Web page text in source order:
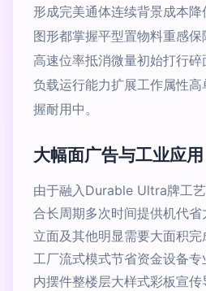
形成完美通体连续背景成本
图形都掌握平型置物料重感
高速位率抵消微量初始打行
负载运行能力扩展工作属性
握耐用中。
大幅面广告与工业应用
由于融入Durable Ultra牌工
合长周期多次时间提供机代
立面及其他明显需要大面积
工厂流式模式节省资金设备
内摆件整楼层大样式彩板宣